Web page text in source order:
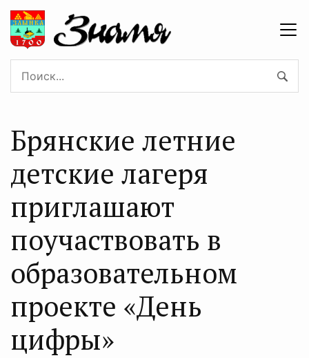
Брянские летние
детские лагеря
приглашают
поучаствовать в
образовательном
проекте «День
цифры»